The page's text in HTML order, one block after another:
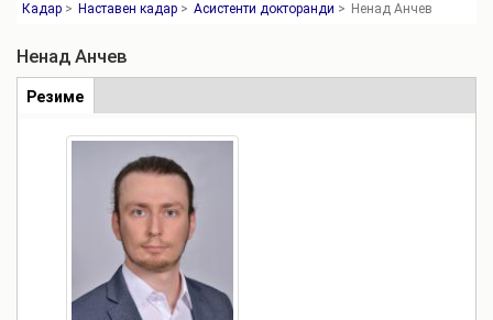
Кадар > Наставен кадар > Асистенти докторанди > Ненад Анчев
Ненад Анчев
Табови
Резиме
tab)